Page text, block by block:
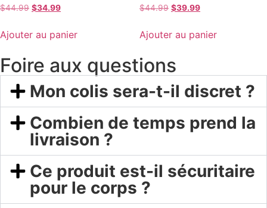
$44.99 $34.99
Ajouter au panier
$44.99 $39.99
Ajouter au panier
Foire aux questions
Mon colis sera-t-il discret ?
Combien de temps prend la
livraison ?
Ce produit est-il sécuritaire
pour le corps ?